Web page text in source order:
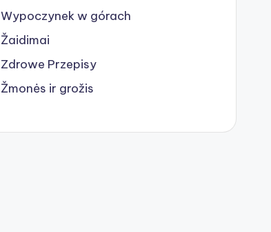
Wypoczynek w górach
Žaidimai
Zdrowe Przepisy
Žmonės ir grožis